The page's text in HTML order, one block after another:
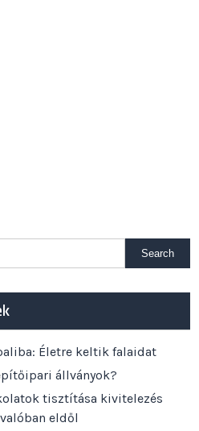
Életre keltik falaidat
állványok?
tisztítása kivitelezés
eldől